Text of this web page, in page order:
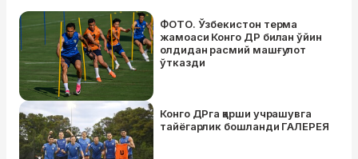
ФОТО. Ўзбекистон терма
жамоаси Конго ДР билан ўйин
олдидан расмий машғулот
ўтказди
Конго ДРга қарши учрашувга
тайёгарлик бошланди ГАЛEРEЯ